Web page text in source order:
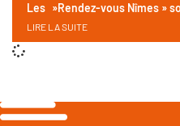
Les »Rendez-vous Nîmes »
LIRE LA SUITE